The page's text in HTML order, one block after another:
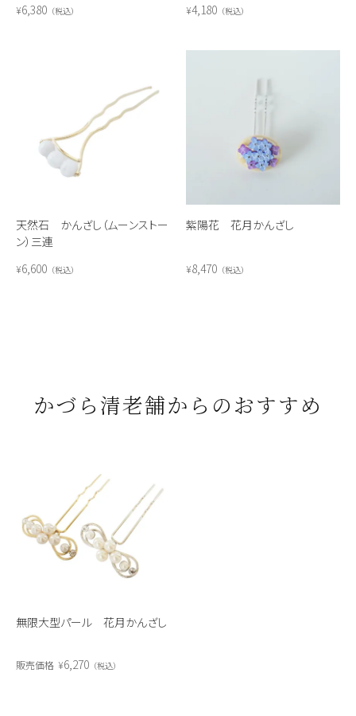
¥6,380 税込 ¥4,180 税込
天然石 かんざし（ムーンストー
ン）三連
¥6,600 税込
紫陽花 花月かんざし
¥8,470 税込
かづら清老舗からのおすすめ
無限大型パール 花月かんざし
販売価格 ¥6,270 税込